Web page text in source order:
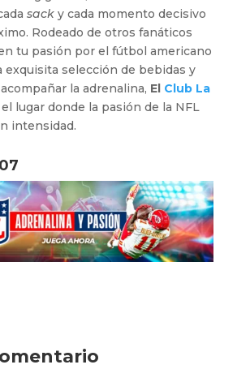
sacky cada momento decisivo
Rodeado de otros fanáticos
tu pasión por el fútbol americano
exquisita selección de bebidas y
la adrenalina, El Club La
lugar donde la pasión de la NFL
intensidad.